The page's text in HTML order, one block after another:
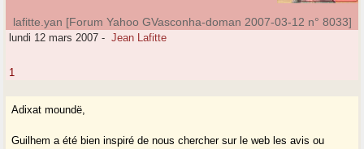
lafitte.yan [Forum Yahoo GVasconha-doman 2007-03-12 n° 8033]
lundi 12 mars 2007 - Jean Lafitte
1
Adixat moundë,
Guilhem a été bien inspiré de nous chercher sur le web les avis ou